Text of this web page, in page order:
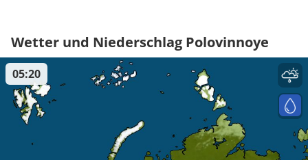
Wetter und Niederschlag Polovinnoye
05:20